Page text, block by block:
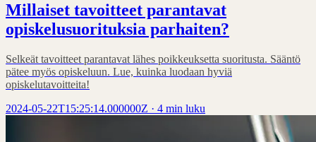
Millaiset tavoitteet parantavat
opiskelusuorituksia parhaiten?
Selkeät tavoitteet parantavat lähes poikkeuksetta suoritusta. Sääntö
pätee myös opiskeluun. Lue, kuinka luodaan hyviä
opiskelutavoitteita!
2024-05-22T15:25:14.000000Z · 4 min luku